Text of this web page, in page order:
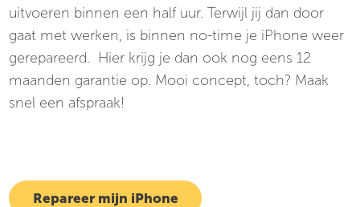
uitvoeren binnen een half uur. Terwijl jij dan door
gaat met werken, is binnen no-time je iPhone weer
gerepareerd. Hier krijg je dan ook nog eens 12
maanden garantie op. Mooi concept, toch? Maak
snel een afspraak!
Repareer mijn iPhone